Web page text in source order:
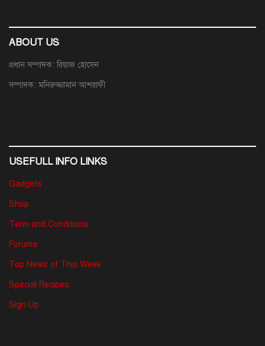
ABOUT US
প্রধান সম্পাদক: রিয়াজ হোসেন
সম্পাদক: মনিরুজ্জামান আশরাফী
USEFULL INFO LINKS
Gadgets
Shop
Term and Conditions
Forums
Top News of This Week
Special Recipes
Sign Up